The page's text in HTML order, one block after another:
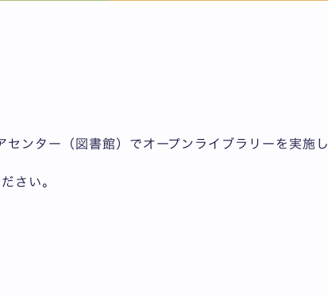
ンター（図書館）でオープンライブラリーを実施し
さい。